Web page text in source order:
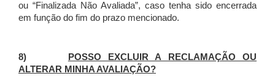
ou “Finalizada Não Avaliada”, caso tenha sido encerrada
em função do fim do prazo mencionado.
8)
POSSO EXCLUIR A RECLAMAÇÃO OU
ALTERAR MINHA AVALIAÇÃO?